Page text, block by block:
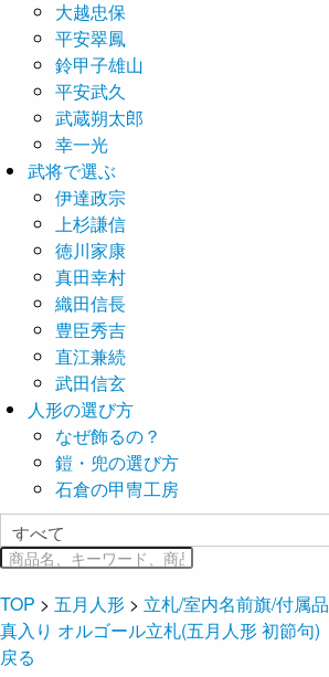
大越忠保
平安翠鳳
鈴甲子雄山
平安武久
武蔵朔太郎
幸一光
武将で選ぶ
伊達政宗
上杉謙信
徳川家康
真田幸村
織田信長
豊臣秀吉
直江兼続
武田信玄
人形の選び方
なぜ飾るの？
鎧・兜の選び方
石倉の甲冑工房
TOP > 五月人形 > 立札/室内名前旗/付属品
真入り オルゴール立札(五月人形 初節句)
戻る